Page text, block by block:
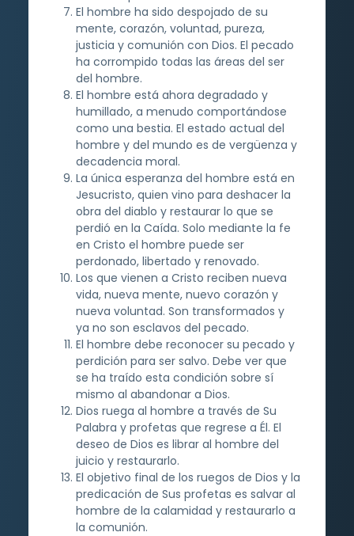
El hombre ha sido despojado de su
mente, corazón, voluntad, pureza,
justicia y comunión con Dios. El pecado
ha corrompido todas las áreas del ser
del hombre.
El hombre está ahora degradado y
humillado, a menudo comportándose
como una bestia. El estado actual del
hombre y del mundo es de vergüenza y
decadencia moral.
La única esperanza del hombre está en
Jesucristo, quien vino para deshacer la
obra del diablo y restaurar lo que se
perdió en la Caída. Solo mediante la fe
en Cristo el hombre puede ser
perdonado, libertado y renovado.
Los que vienen a Cristo reciben nueva
vida, nueva mente, nuevo corazón y
nueva voluntad. Son transformados y
ya no son esclavos del pecado.
El hombre debe reconocer su pecado y
perdición para ser salvo. Debe ver que
se ha traído esta condición sobre sí
mismo al abandonar a Dios.
Dios ruega al hombre a través de Su
Palabra y profetas que regrese a Él. El
deseo de Dios es librar al hombre del
juicio y restaurarlo.
El objetivo final de los ruegos de Dios y la
predicación de Sus profetas es salvar al
hombre de la calamidad y restaurarlo a
la comunión.